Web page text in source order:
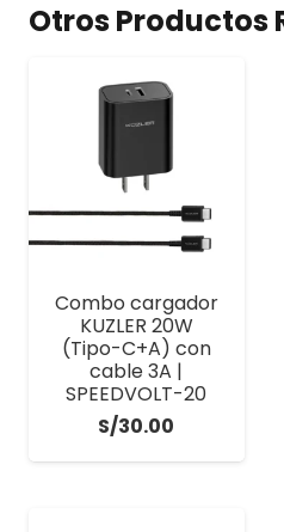
Otros Productos
Combo cargador
KUZLER 20W
(Tipo-C+A) con
cable 3A |
SPEEDVOLT-20
S/30.00